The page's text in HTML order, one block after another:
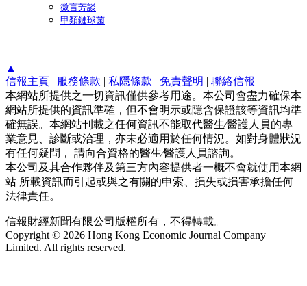
微言芳談
甲類鏈球菌
▲
信報主頁 | 服務條款 | 私隱條款 | 免責聲明 | 聯絡信報
本網站所提供之一切資訊僅供參考用途。本公司會盡力確保本
網站所提供的資訊準確，但不會明示或隱含保證該等資訊均準
確無誤。本網站刊載之任何資訊不能取代醫生∕醫護人員的專
業意見、診斷或治理，亦未必適用於任何情況。如對身體狀況
有任何疑問， 請向合資格的醫生∕醫護人員諮詢。
本公司及其合作夥伴及第三方內容提供者一概不會就使用本網
站 所載資訊而引起或與之有關的申索、損失或損害承擔任何
法律責任。
信報財經新聞有限公司版權所有，不得轉載。
Copyright © 2026 Hong Kong Economic Journal Company
Limited. All rights reserved.